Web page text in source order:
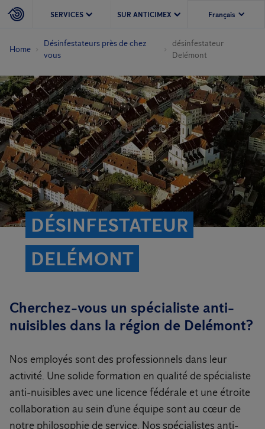
SERVICES SUR ANTICIMEX
Home
Désinfestateurs près de chez
vous
désinfestateur
Delémont
DÉSINFESTATEUR
DELÉMONT
Cherchez-vous un spécialiste anti-
nuisibles dans la région de Delémont?
Nos employés sont des professionnels dans leur
activité. Une solide formation en qualité de spécialiste
anti-nuisibles avec une licence fédérale et une étroite
collaboration au sein d’une équipe sont au cœur de
notre philosophie de service. Nos spécialistes anti-